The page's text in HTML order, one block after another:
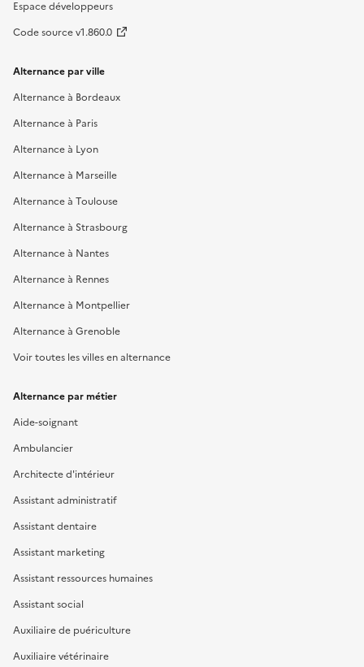
Espace développeurs
Code source v1.860.0
Alternance par ville
Alternance à Bordeaux
Alternance à Paris
Alternance à Lyon
Alternance à Marseille
Alternance à Toulouse
Alternance à Strasbourg
Alternance à Nantes
Alternance à Rennes
Alternance à Montpellier
Alternance à Grenoble
Voir toutes les villes en alternance
Alternance par métier
Aide-soignant
Ambulancier
Architecte d'intérieur
Assistant administratif
Assistant dentaire
Assistant marketing
Assistant ressources humaines
Assistant social
Auxiliaire de puériculture
Auxiliaire vétérinaire